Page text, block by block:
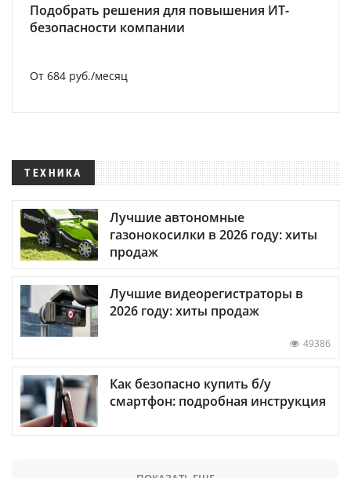
Подобрать решения для повышения ИТ-
безопасности компании
От 684 руб./месяц
ТЕХНИКА
Лучшие автономные
газонокосилки в 2026 году: хиты
продаж
Лучшие видеорегистраторы в
2026 году: хиты продаж
49386
Как безопасно купить б/у
смартфон: подробная инструкция